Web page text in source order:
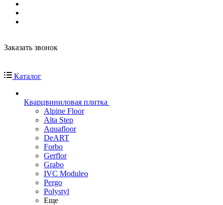
Заказать звонок
Каталог
Кварцвиниловая плитка
Alpine Floor
Alta Step
Aquafloor
DeART
Forbo
Gerflor
Grabo
IVC Moduleo
Pergo
Polystyl
Еще